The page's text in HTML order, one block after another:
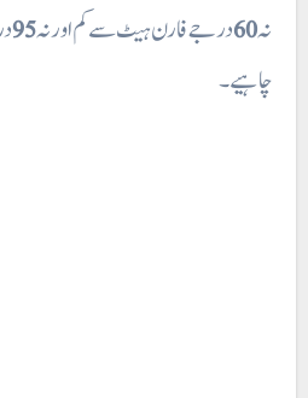
نہ60درجے فارن ہیٹ سے کم اور نہ95
چاہیے۔